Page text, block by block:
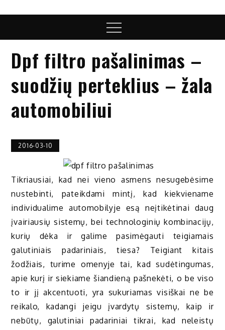
Menu
Dpf filtro pašalinimas –
suodžių perteklius – žala
automobiliui
2016-03-10
Tikriausiai, kad nei vieno asmens nesugebėsime
nustebinti, pateikdami mintį, kad kiekviename
individualime automobilyje esą neįtikėtinai daug
įvairiausių sistemų, bei technologinių kombinacijų,
kurių dėka ir galime pasimėgauti teigiamais
galutiniais padariniais, tiesa? Teigiant kitais
žodžiais, turime omenyje tai, kad sudėtingumas,
apie kurį ir siekiame šiandieną pašnekėti, o be viso
to ir jį akcentuoti, yra sukuriamas visiškai ne be
reikalo, kadangi jeigu įvardytų sistemų, kaip ir
nebūtų, galutiniai padariniai tikrai, kad neleistų